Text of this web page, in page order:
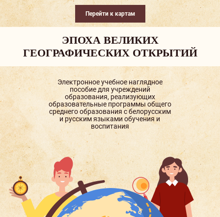
Перейти к картам
ЭПОХА ВЕЛИКИХ
ГЕОГРАФИЧЕСКИХ ОТКРЫТИЙ
Электронное учебное наглядное
пособие для учреждений
образования, реализующих
образовательные программы общего
среднего образования с белорусским
и русским языками обучения и
воспитания